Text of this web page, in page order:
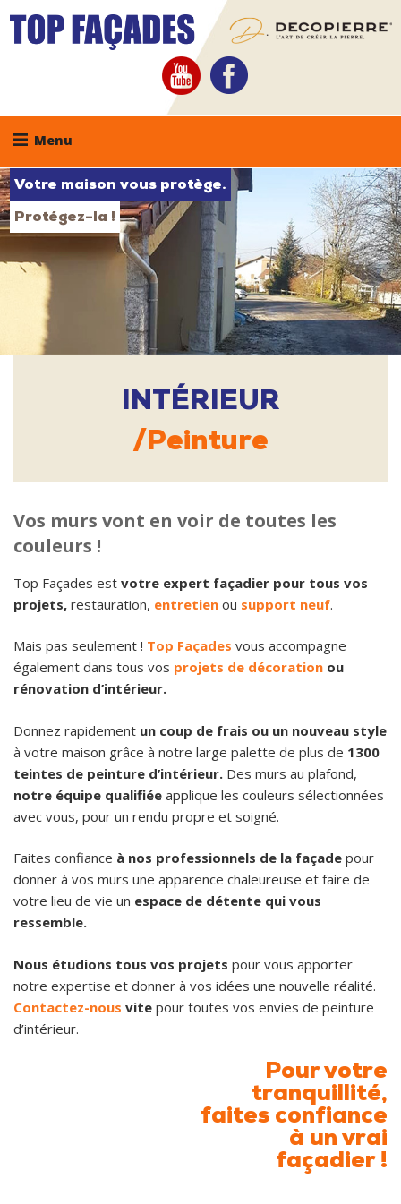
Skip
youtube
Menu
Votre maison vous protège.
Protégez-la !
INTÉRIEUR
Peinture
Vos murs vont en voir de toutes les
couleurs !
Top Façades est votre expert façadier pour tous vos
projets, restauration, entretien ou support neuf.
Mais pas seulement ! Top Façades vous accompagne
également dans tous vos projets de décoration ou
rénovation d’intérieur.
Donnez rapidement un coup de frais ou un nouveau style
à votre maison grâce à notre large palette de plus de 1300
teintes de peinture d’intérieur. Des murs au plafond,
notre équipe qualifiée applique les couleurs sélectionnées
avec vous, pour un rendu propre et soigné.
Faites confiance à nos professionnels de la façade pour
donner à vos murs une apparence chaleureuse et faire de
votre lieu de vie un espace de détente qui vous
ressemble.
Nous étudions tous vos projets pour vous apporter
notre expertise et donner à vos idées une nouvelle réalité.
Contactez-nous vite pour toutes vos envies de peinture
d’intérieur.
Pour votre
tranquillité,
faites confiance
à un vrai
façadier !